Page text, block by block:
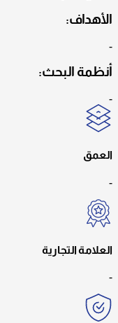
الأهداف:
-
أنظمة البحث:
-
العمق
-
العلامة التجارية
-